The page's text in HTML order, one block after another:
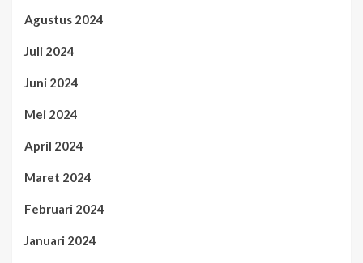
Agustus 2024
Juli 2024
Juni 2024
Mei 2024
April 2024
Maret 2024
Februari 2024
Januari 2024